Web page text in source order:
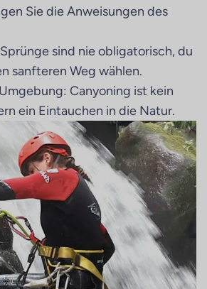
Sie die Anweisungen des
sind nie obligatorisch, du
sanfteren Weg wählen.
Canyoning ist kein
ein Eintauchen in die Natur.